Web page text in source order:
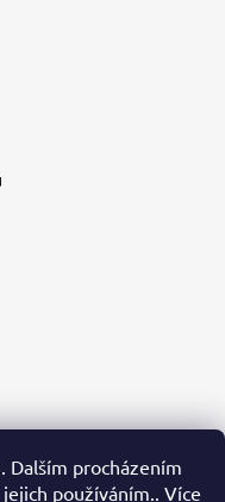
Dalším procházením
používáním.. Více